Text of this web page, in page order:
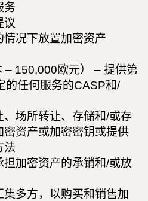
务
议
况下放置加密资产
– 150,000欧元） – 提供第
的任何服务的CASP和/
、场所转让、存储和/或存
密资产或加密密钥或提供
法
加密资产的承销和/或放
多方，以购买和销售加